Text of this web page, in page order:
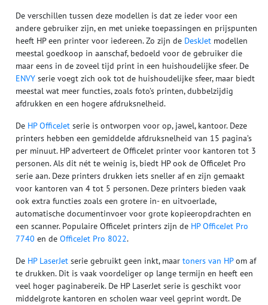
De verschillen tussen deze modellen is dat ze ieder voor een
andere gebruiker zijn, en met unieke toepassingen en prijspunten
heeft HP een printer voor iedereen. Zo zijn de DeskJet modellen
meestal goedkoop in aanschaf, bedoeld voor de gebruiker die
maar eens in de zoveel tijd print in een huishoudelijke sfeer. De
ENVY serie voegt zich ook tot de huishoudelijke sfeer, maar biedt
meestal wat meer functies, zoals foto’s printen, dubbelzijdig
afdrukken en een hogere afdruksnelheid.
De HP OfficeJet serie is ontworpen voor op, jawel, kantoor. Deze
printers hebben een gemiddelde afdruksnelheid van 15 pagina’s
per minuut. HP adverteert de OfficeJet printer voor kantoren tot 3
personen. Als dit nét te weinig is, biedt HP ook de OfficeJet Pro
serie aan. Deze printers drukken iets sneller af en zijn gemaakt
voor kantoren van 4 tot 5 personen. Deze printers bieden vaak
ook extra functies zoals een grotere in- en uitvoerlade,
automatische documentinvoer voor grote kopieeropdrachten en
een scanner. Populaire OfficeJet printers zijn de HP OfficeJet Pro
7740 en de OfficeJet Pro 8022.
De HP LaserJet serie gebruikt geen inkt, maar toners van HPom af
te drukken. Dit is vaak voordeliger op lange termijn en heeft een
veel hoger paginabereik. De HP LaserJet serie is geschikt voor
middelgrote kantoren en scholen waar veel geprint wordt. De